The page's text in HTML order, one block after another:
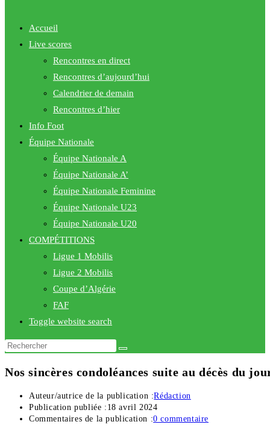
Accueil
Live scores
Rencontres en direct
Rencontres d’aujourd’hui
Calendrier de demain
Rencontres d’hier
Info Foot
Équipe Nationale
Équipe Nationale A
Équipe Nationale A’
Équipe Nationale Feminine
Équipe Nationale U23
Équipe Nationale U20
COMPÉTITIONS
Ligue 1 Mobilis
Ligue 2 Mobilis
Coupe d’Algérie
FAF
Toggle website search
Nos sincères condoléances suite au décès du
Auteur/autrice de la publication :Rédaction
Publication publiée : 18 avril 2024
Commentaires de la publication :0 commentaire